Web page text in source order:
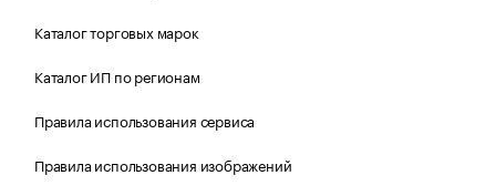
Каталог торговых марок
Каталог ИП по регионам
Правила использования сервиса
Правила использования изображений